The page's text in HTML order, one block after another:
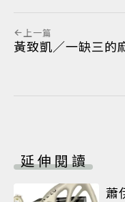
上一篇
黃致凱／一缺三的
延伸閱讀
蕭